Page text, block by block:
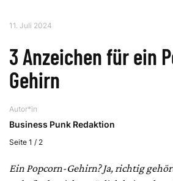
11. Juli 2024
3 Anzeichen für ein
Gehirn
Autor*in
Business Punk Redaktion
Seite 1 / 2
Ein Popcorn-Gehirn? Ja, richtig